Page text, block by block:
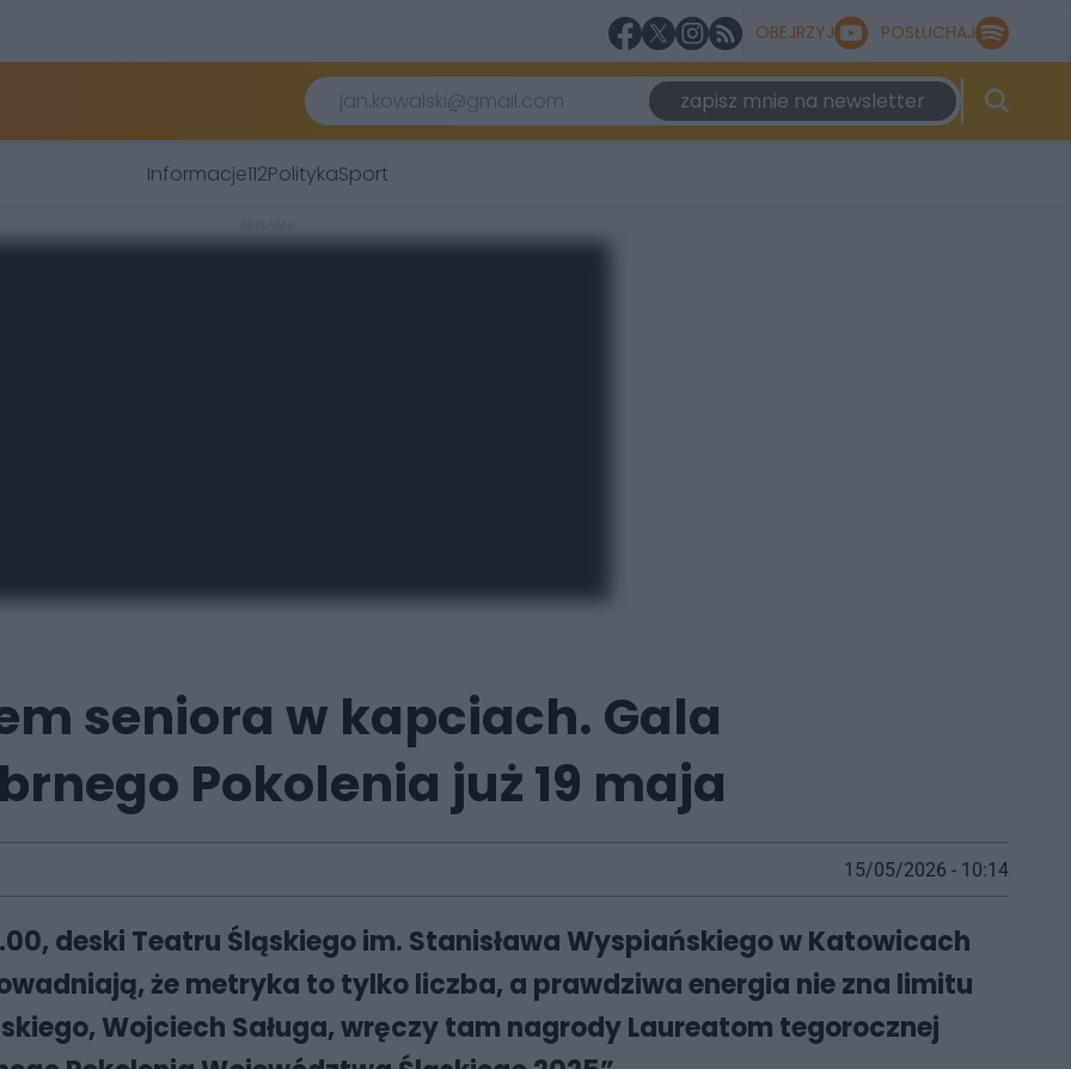
OBEJRZYJ POSŁUCHAJ
zapisz mnie na newsletter
Informacje112PolitykaSport
seniora w kapciach. Gala
Pokolenia już 19 maja
15/05/2026 - 10:14
deski Teatru Śląskiego im. Stanisława Wyspiańskiego w Katowicach
że metryka to tylko liczba, a prawdziwa energia nie zna limitu
Wojciech Saługa, wręczy tam nagrody Laureatom tegorocznej